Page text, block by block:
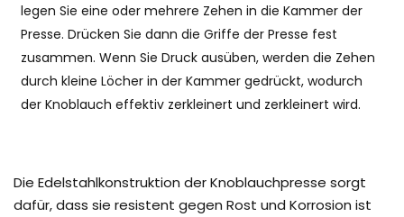
legen Sie eine oder mehrere Zehen in die Kammer der
Presse. Drücken Sie dann die Griffe der Presse fest
zusammen. Wenn Sie Druck ausüben, werden die Zehen
durch kleine Löcher in der Kammer gedrückt, wodurch
der Knoblauch effektiv zerkleinert und zerkleinert wird.
Die Edelstahlkonstruktion der Knoblauchpresse sorgt
dafür, dass sie resistent gegen Rost und Korrosion ist